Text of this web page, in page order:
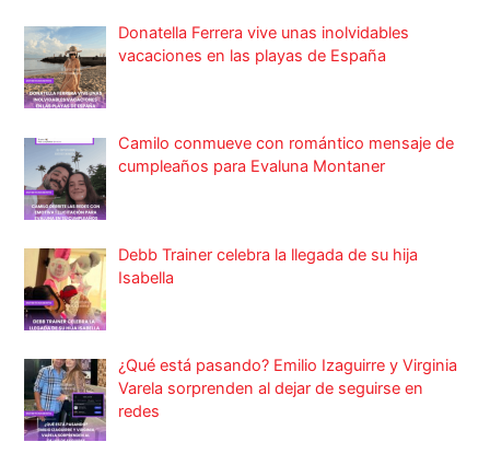
Donatella Ferrera vive unas inolvidables
vacaciones en las playas de España
Camilo conmueve con romántico mensaje de
cumpleaños para Evaluna Montaner
Debb Trainer celebra la llegada de su hija
Isabella
¿Qué está pasando? Emilio Izaguirre y Virginia
Varela sorprenden al dejar de seguirse en
redes